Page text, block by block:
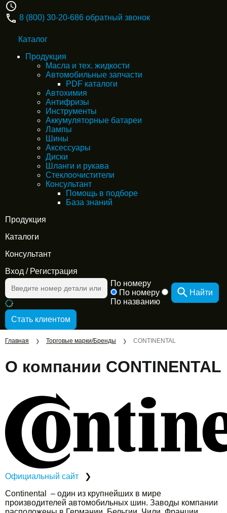
8 (800) 30-20-686 обратный звонок
Каталог
Продукция
Масла и тех. жидкости
Автомобильные запчасти
PDF каталоги
Автохимия
Антифризы
Инструменты
Аккумуляторные батареи
Лампы
Шины
Аксессуары
Диски
Шланги и рукава
Стеклоочистители
Консультант
Помощь в подборе
База знаний
Продукция
Каталоги
Консультант
Вход / Регистрация
По номеру
По номеру
По названию
Найти
Главная ❯ Торговые марки/Бренды ❯ CONTINENTAL
О компании CONTINENTAL
Официальный сайт
❯
Continental – один из крупнейших в мире
производителей автомобильных шин. Заводы компании